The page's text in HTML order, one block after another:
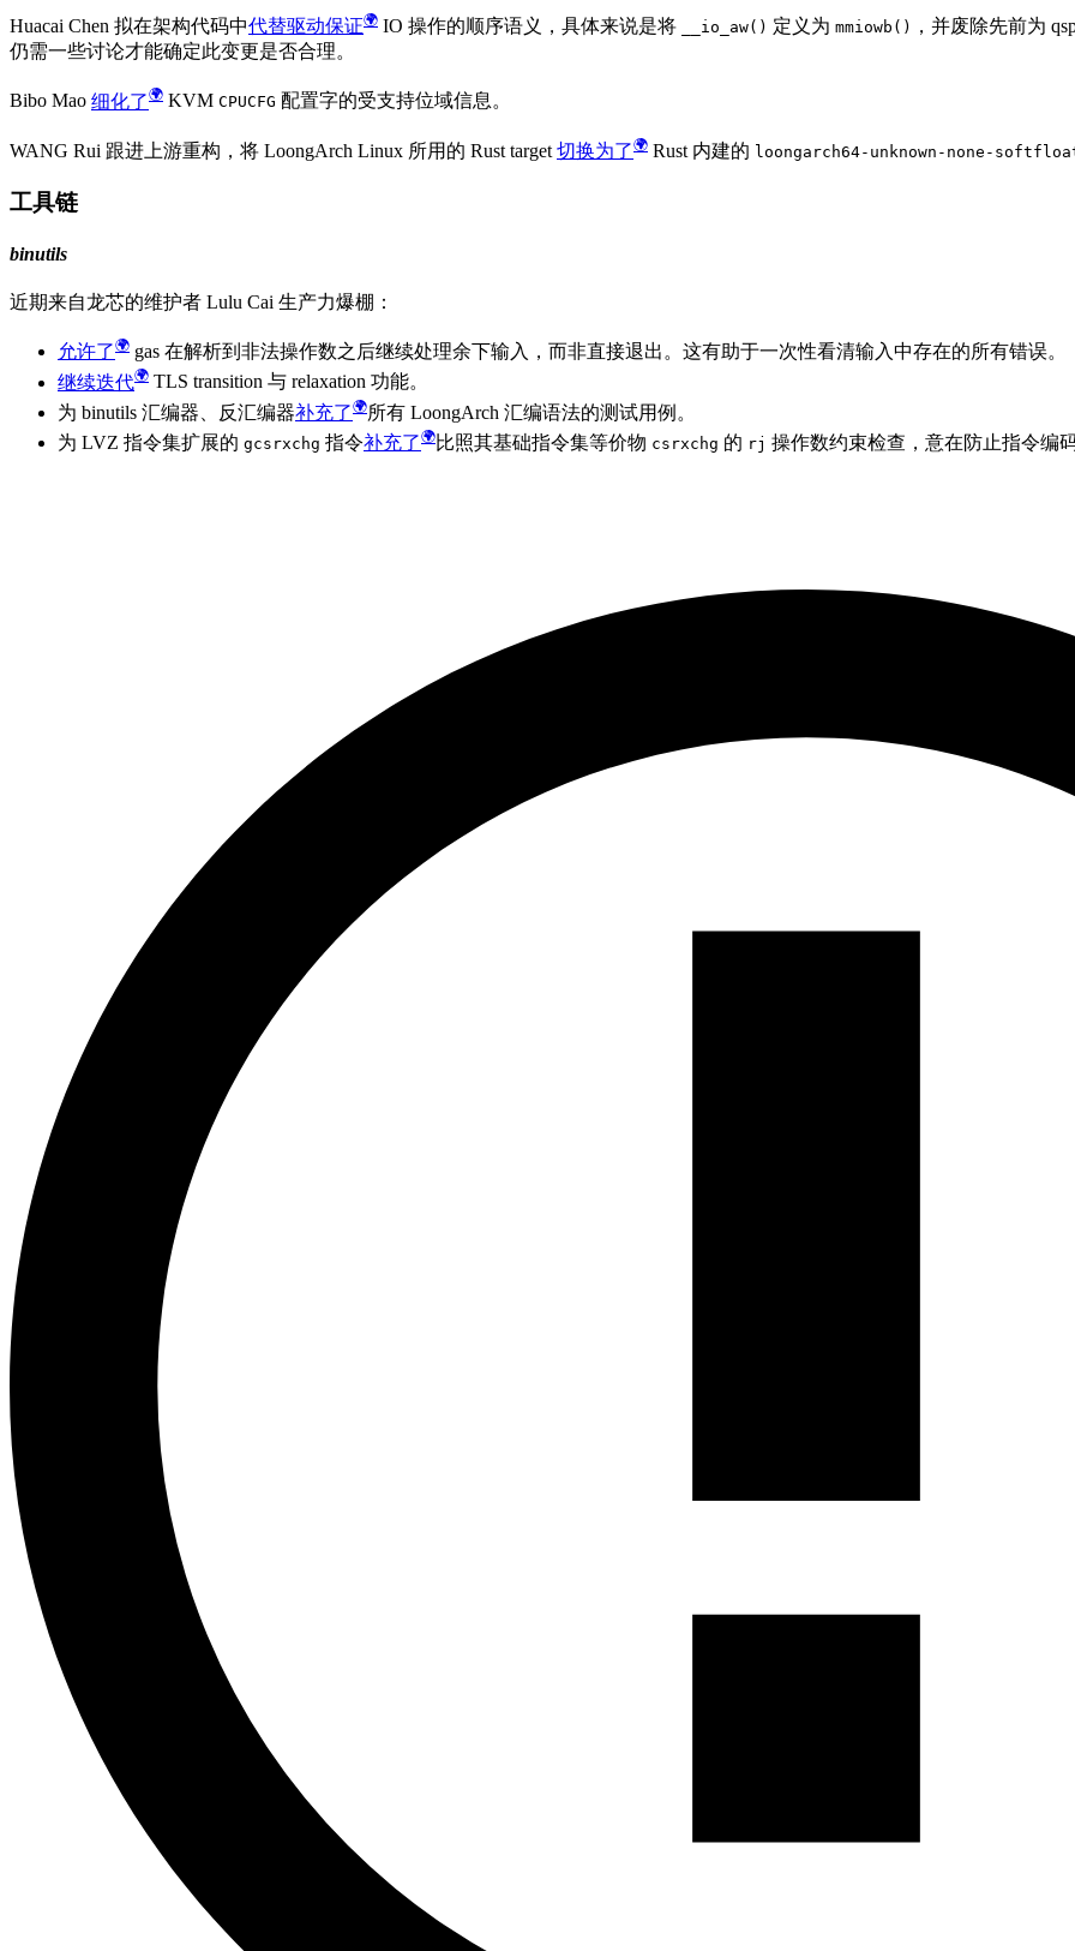
Huacai Chen 拟在架构代码中代替驱动保证 IO 操作的顺序语义，具体来说是将 __io_aw() 定义为 mmiowb()
，并废除先前为
仍需一些讨论才能确定此变更是否合理。
Bibo Mao 细化了 KVM CPUCFG 配置字的受支持位域信息。
WANG Rui 跟进上游重构，将 LoongArch Linux 所用的 Rust target 切换为了 Rust 内建的 loongarch64-unknown-none-
工具链
binutils
近期来自龙芯的维护者 Lulu Cai 生产力爆棚：
允许了
gas 在解析到非法操作数之后继续处理余下输入，而非直接退出。这有助于一次性看清输入中存在的所有错误。
继续迭代
TLS transition 与 relaxation 功能。
为 binutils 汇编器、反汇编器补充了
所有 LoongArch 汇编语法的测试用例。
为 LVZ 指令集扩展的 gcsrxchg 指令补充了 比照其基础指令集等价物 csrxchg 的 rj 操作数约束检查，意在防止指令编